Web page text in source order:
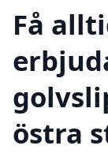
Få
östra